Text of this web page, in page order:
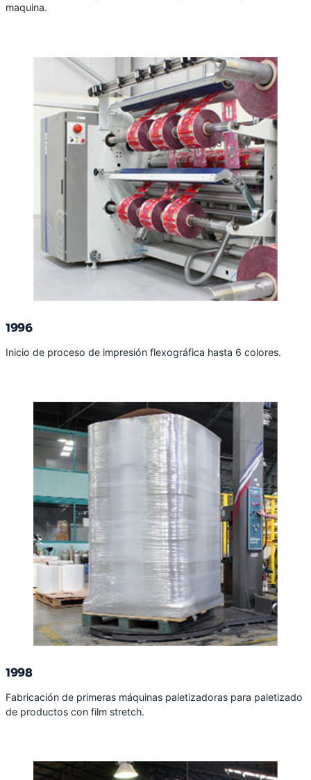
maquina.
1996
Inicio de proceso de impresión flexográfica hasta 6 colores.
1998
Fabricación de primeras máquinas paletizadoras para paletizado
de productos con film stretch.